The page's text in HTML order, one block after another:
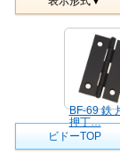
BF-69 鉄
押丁…
ビドーTOP